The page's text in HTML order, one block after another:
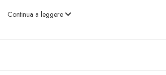
Continua a leggere